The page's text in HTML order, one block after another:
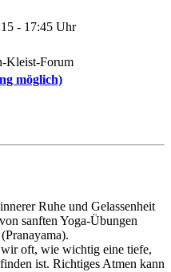
- 17:45 Uhr
Kleist-Forum
möglich)
Ruhe und Gelassenheit
sanften Yoga-Übungen
oft, wie wichtig eine tiefe,
ist. Richtiges Atmen kann